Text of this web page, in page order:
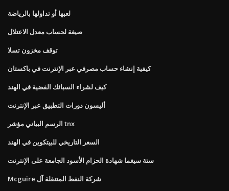
لعبها أو تداولها بالرياضة
صيغة لحساب معدل الاعتلال
توقف مخزون تسلا
كيفية إنشاء حساب مصرفي عبر الإنترنت في باكستان
كيف لشراء السبائك الفضية في الهند
أليسون دورات التطبيق عبر الإنترنت
الرسم البياني مؤشر tnx
السعر التاريخي للبيتكوين في الهند
ستة سيغما شهادة الحزام الأسود الجامعة على الإنترنت
Mcguire شركة النفط المتنقلة آل